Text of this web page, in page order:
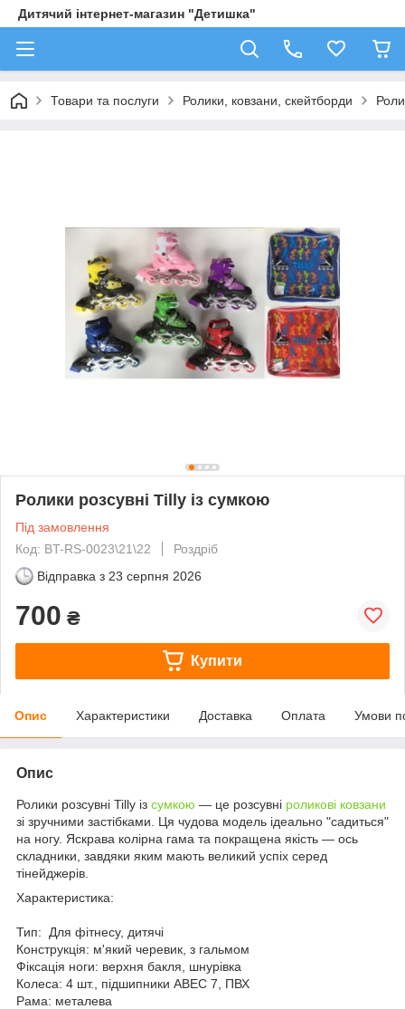
Дитячий інтернет-магазин "Детишка"
Товари та послуги Ролики, ковзани, скейтборди
Ролики розсувні Tilly із сумкою
Під замовлення
Код: BT-RS-0023\21\22
Роздріб
Відправка з 23 серпня 2026
700 ₴
Купити
Опис Характеристики Доставка Оплата Умови
Опис
Ролики розсувні Tilly із сумкою — це розсувні роликові ковзани
зі зручними застібками. Ця чудова модель ідеально "садиться"
на ногу. Яскрава колірна гама та покращена якість — ось
складники, завдяки яким мають великий успіх серед
тінейджерів.
Характеристика:
Тип: Для фітнесу, дитячі
Конструкція: м'який черевик, з гальмом
Фіксація ноги: верхня бакля, шнурівка
Колеса: 4 шт., підшипники ABEC 7, ПВХ
Рама: металева